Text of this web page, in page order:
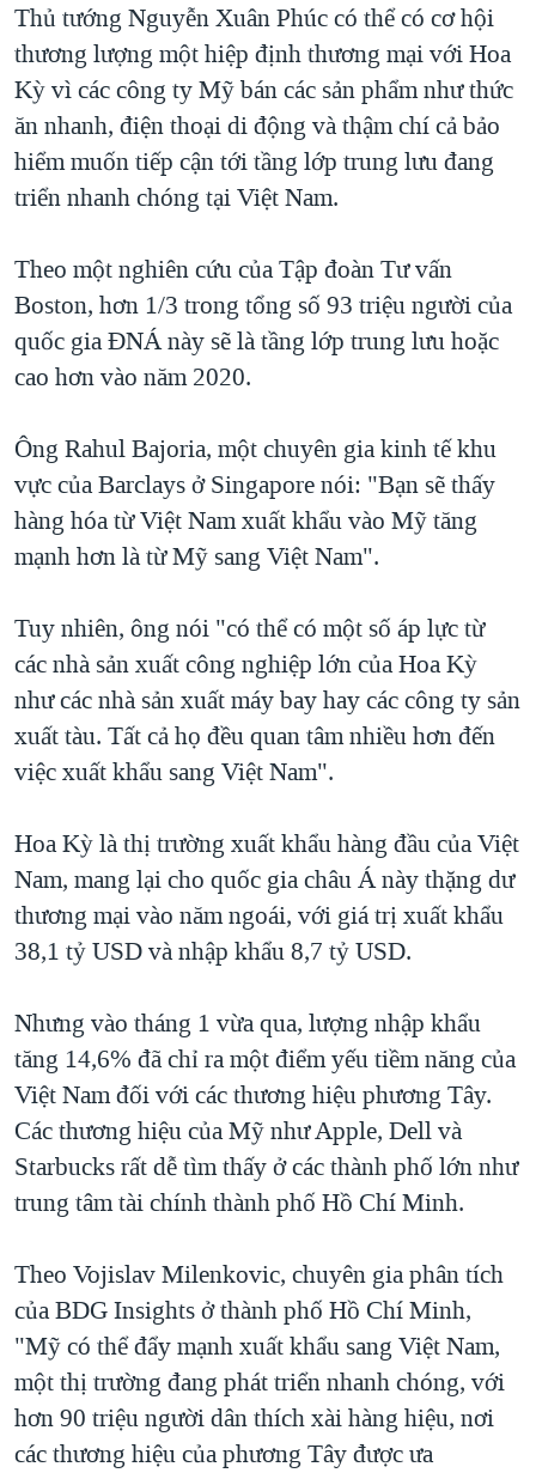
Thủ tướng Nguyễn Xuân Phúc có thể có cơ hội
thương lượng một hiệp định thương mại với Hoa
Kỳ vì các công ty Mỹ bán các sản phẩm như thức
ăn nhanh, điện thoại di động và thậm chí cả bảo
hiểm muốn tiếp cận tới tầng lớp trung lưu đang
triển nhanh chóng tại Việt Nam.
Theo một nghiên cứu của Tập đoàn Tư vấn
Boston, hơn 1/3 trong tổng số 93 triệu người của
quốc gia ĐNÁ này sẽ là tầng lớp trung lưu hoặc
cao hơn vào năm 2020.
Ông Rahul Bajoria, một chuyên gia kinh tế khu
vực của Barclays ở Singapore nói: "Bạn sẽ thấy
hàng hóa từ Việt Nam xuất khẩu vào Mỹ tăng
mạnh hơn là từ Mỹ sang Việt Nam".
Tuy nhiên, ông nói "có thể có một số áp lực từ
các nhà sản xuất công nghiệp lớn của Hoa Kỳ
như các nhà sản xuất máy bay hay các công ty sản
xuất tàu. Tất cả họ đều quan tâm nhiều hơn đến
việc xuất khẩu sang Việt Nam".
Hoa Kỳ là thị trường xuất khẩu hàng đầu của Việt
Nam, mang lại cho quốc gia châu Á này thặng dư
thương mại vào năm ngoái, với giá trị xuất khẩu
38,1 tỷ USD và nhập khẩu 8,7 tỷ USD.
Nhưng vào tháng 1 vừa qua, lượng nhập khẩu
tăng 14,6% đã chỉ ra một điểm yếu tiềm năng của
Việt Nam đối với các thương hiệu phương Tây.
Các thương hiệu của Mỹ như Apple, Dell và
Starbucks rất dễ tìm thấy ở các thành phố lớn như
trung tâm tài chính thành phố Hồ Chí Minh.
Theo Vojislav Milenkovic, chuyên gia phân tích
của BDG Insights ở thành phố Hồ Chí Minh,
"Mỹ có thể đẩy mạnh xuất khẩu sang Việt Nam,
một thị trường đang phát triển nhanh chóng, với
hơn 90 triệu người dân thích xài hàng hiệu, nơi
các thương hiệu của phương Tây được ưa